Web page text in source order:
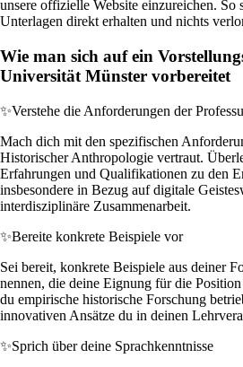
unsere offizielle Website einzureichen. So
Unterlagen direkt erhalten und nichts
Wie man sich auf ein
Universität Münster vorbereitet
✨Verstehe die Anforderungen der
Mach dich mit den spezifischen
Historischer Anthropologie vertraut.
Erfahrungen und Qualifikationen zu den
insbesondere in Bezug auf digitale
interdisziplinäre Zusammenarbeit.
✨Bereite konkrete Beispiele vor
Sei bereit, konkrete Beispiele aus deiner
nennen, die deine Eignung für die
du empirische historische Forschung
innovativen Ansätze du in deinen
✨Sprich über deine Sprachkenntnisse